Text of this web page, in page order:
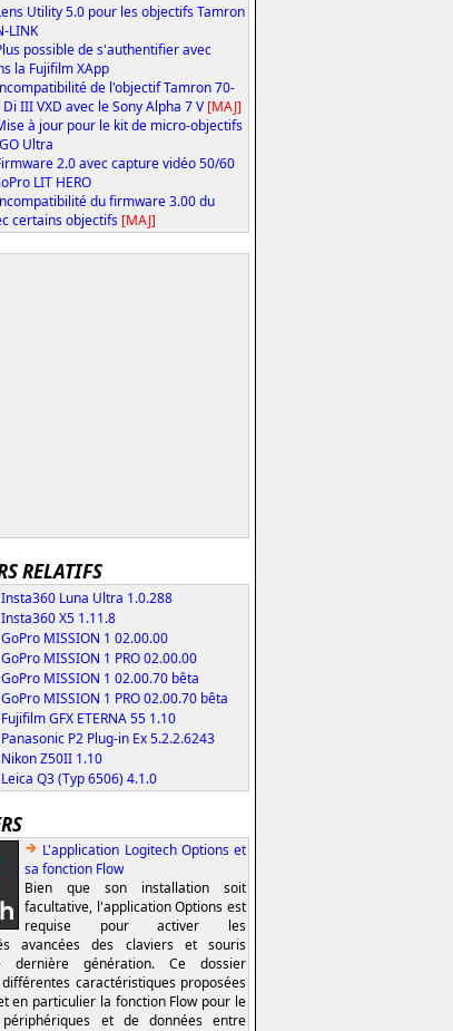
Utility 5.0 pour les objectifs Tamron
LINK
possible de s'authentifier avec
la Fujifilm XApp
de l'objectif Tamron 70-
III VXD avec le Sony Alpha 7 V [MAJ]
à jour pour le kit de micro-objectifs
Ultra
2.0 avec capture vidéo 50/60
LIT HERO
du firmware 3.00 du
certains objectifs [MAJ]
RELATIFS
Insta360 Luna Ultra 1.0.288
Insta360 X5 1.11.8
GoPro MISSION 1 02.00.00
GoPro MISSION 1 PRO 02.00.00
GoPro MISSION 1 02.00.70 bêta
GoPro MISSION 1 PRO 02.00.70 bêta
Fujifilm GFX ETERNA 55 1.10
Panasonic P2 Plug-in Ex 5.2.2.6243
Nikon Z50II 1.10
Leica Q3 (Typ 6506) 4.1.0
L'application Logitech Options et
sa fonction Flow
Bien que son installation soit
facultative, l'application Options est
requise pour activer les
avancées des claviers et souris
dernière génération. Ce dossier
caractéristiques proposées
en particulier la fonction Flow pour le
et de données entre